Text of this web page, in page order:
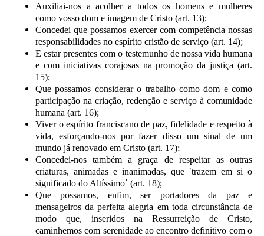
Auxiliai-nos a acolher a todos os homens e mulheres
como vosso dom e imagem de Cristo (art. 13);
Concedei que possamos exercer com competência nossas
responsabilidades no espírito cristão de serviço (art. 14);
E estar presentes com o testemunho de nossa vida humana
e com iniciativas corajosas na promoção da justiça (art.
15);
Que possamos considerar o trabalho como dom e como
participação na criação, redenção e serviço à comunidade
humana (art. 16);
Viver o espírito franciscano de paz, fidelidade e respeito à
vida, esforçando-nos por fazer disso um sinal de um
mundo já renovado em Cristo (art. 17);
Concedei-nos também a graça de respeitar as outras
criaturas, animadas e inanimadas, que `trazem em si o
significado do Altíssimo` (art. 18);
Que possamos, enfim, ser portadores da paz e
mensageiros da perfeita alegria em toda circunstância de
modo que, inseridos na Ressurreição de Cristo,
caminhemos com serenidade ao encontro definitivo com o